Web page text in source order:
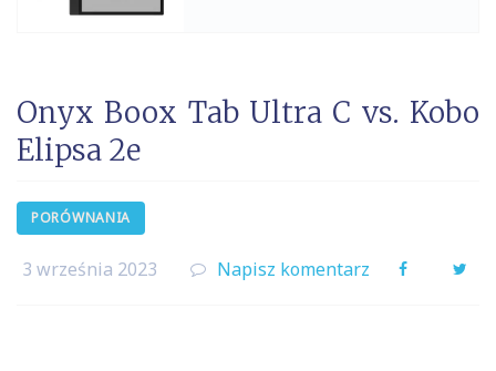
Onyx Boox Tab Ultra C vs. Kobo
Elipsa 2e
PORÓWNANIA
3 września 2023 Napisz komentarz Facebook